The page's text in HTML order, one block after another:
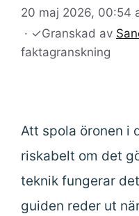
20 maj 2026, 00:54
· ✓Granskad av
faktagranskning
Att spola öronen i
riskabelt om det
teknik fungerar
guiden reder ut